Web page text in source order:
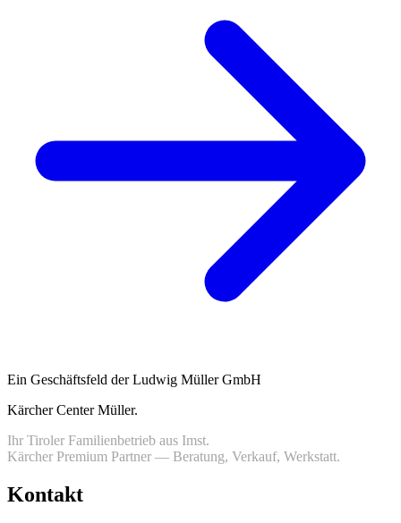
Ein Geschäftsfeld der Ludwig Müller GmbH
Kärcher Center Müller.
Ihr Tiroler Familienbetrieb aus Imst.
Kärcher Premium Partner — Beratung, Verkauf, Werkstatt.
Kontakt